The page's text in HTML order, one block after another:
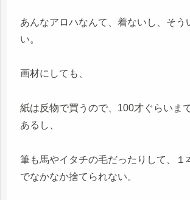
あんなアロハなんて、着ないし、そう
い。
画材にしても、
紙は反物で買うので、100才ぐらいま
あるし、
筆も馬やイタチの毛だったりして、１
でなかなか捨てられない。